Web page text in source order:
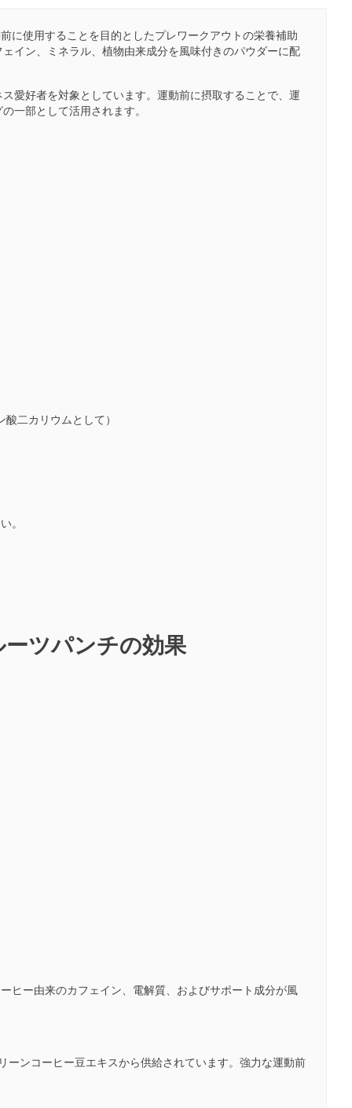
に使用することを目的としたプレワークアウトの栄養補助
イン、ミネラル、植物由来成分を風味付きのパウダーに配
愛好者を対象としています。運動前に摂取することで、運
一部として活用されます。
二カリウムとして）
。
ツパンチの効果
ヒー由来のカフェイン、電解質、およびサポート成分が風
ーンコーヒー豆エキスから供給されています。強力な運動前